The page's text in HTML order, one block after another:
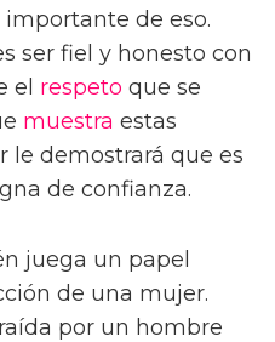
de eso.
ser fiel y honesto con
el respeto que se
muestra estas
le demostrará que es
de confianza.
juega un papel
de una mujer.
por un hombre